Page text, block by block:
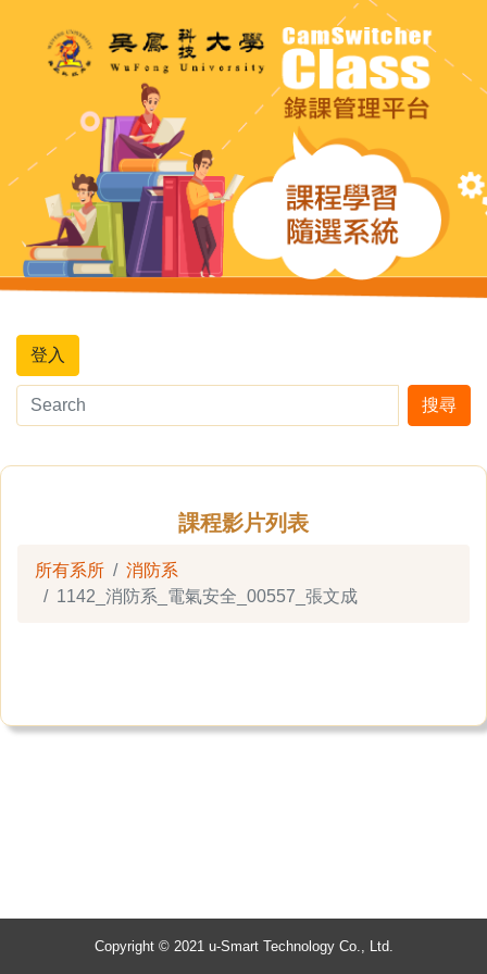
登入
搜尋
課程影片列表
所有系所
消防系
1142_消防系_電氣安全_00557_張文成
Copyright © 2021 u-Smart Technology Co., Ltd.